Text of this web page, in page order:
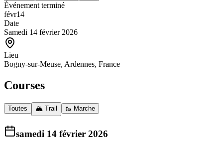
Événement terminé
févr14
Date
Samedi 14 février 2026
Lieu
Bogny-sur-Meuse, Ardennes, France
Courses
Toutes 🏔️ Trail 🥾 Marche
samedi 14 février 2026